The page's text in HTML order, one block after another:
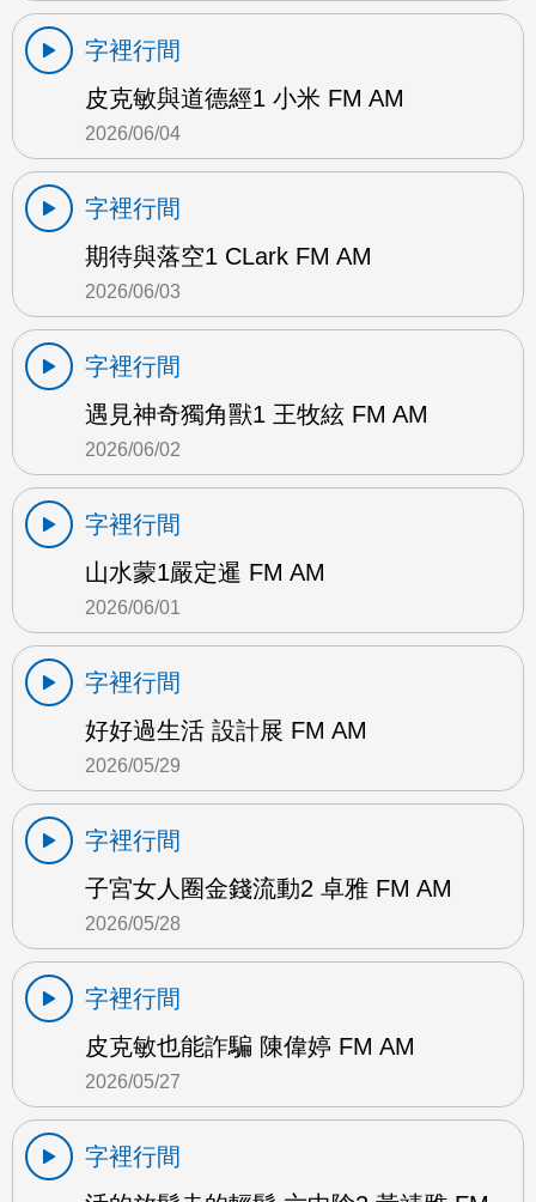
字裡行間
皮克敏與道德經1 小米 FM AM
2026/06/04
字裡行間
期待與落空1 CLark FM AM
2026/06/03
字裡行間
遇見神奇獨角獸1 王牧絃 FM AM
2026/06/02
字裡行間
山水蒙1嚴定暹 FM AM
2026/06/01
字裡行間
好好過生活 設計展 FM AM
2026/05/29
字裡行間
子宮女人圈金錢流動2 卓雅 FM AM
2026/05/28
字裡行間
皮克敏也能詐騙 陳偉婷 FM AM
2026/05/27
字裡行間